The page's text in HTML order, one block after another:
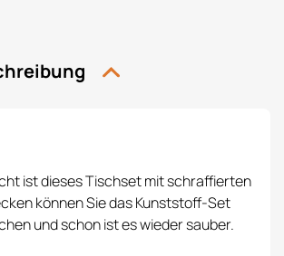
ist dieses Tischset mit schraffierten
können Sie das Kunststoff-Set
und schon ist es wieder sauber.